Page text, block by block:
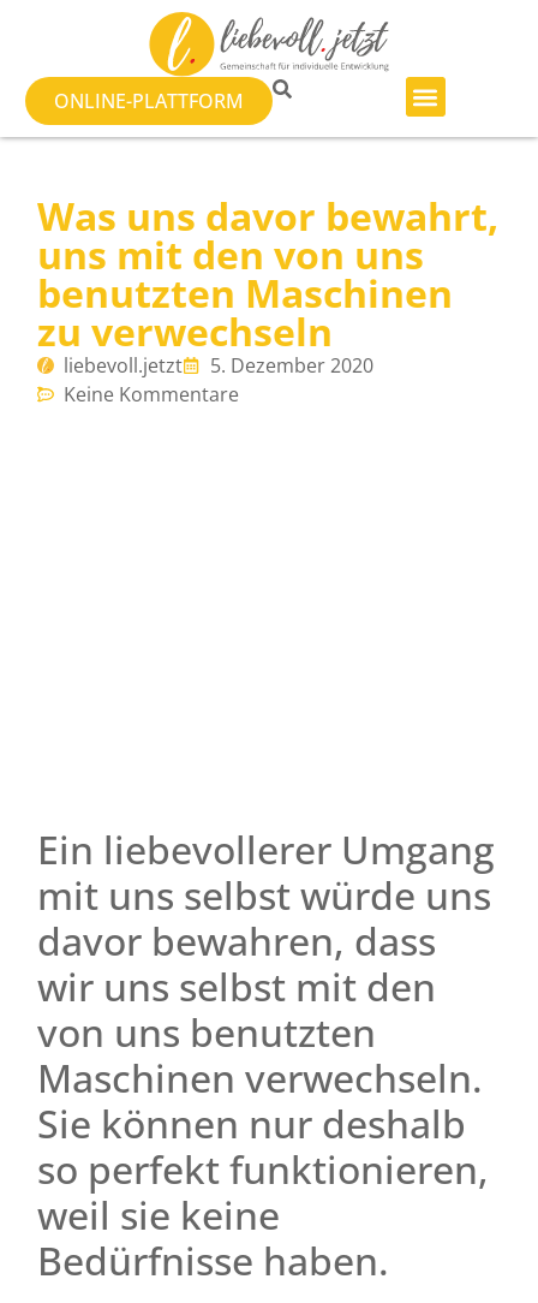
ONLINE-PLATTFORM
Was uns davor bewahrt,
uns mit den von uns
benutzten Maschinen
zu verwechseln
liebevoll.jetzt
5. Dezember 2020
Keine Kommentare
Ein liebevollerer Umgang
mit uns selbst würde uns
davor bewahren, dass
wir uns selbst mit den
von uns benutzten
Maschinen verwechseln.
Sie können nur deshalb
so perfekt funktionieren,
weil sie keine
Bedürfnisse haben.